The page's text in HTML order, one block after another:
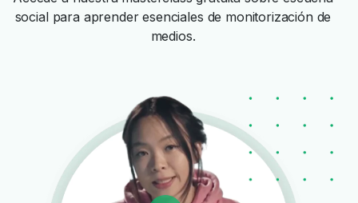
social para aprender esenciales de monitorización de
medios.